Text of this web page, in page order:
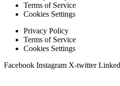
Terms of Service
Cookies Settings
Privacy Policy
Terms of Service
Cookies Settings
Facebook Instagram X-twitter